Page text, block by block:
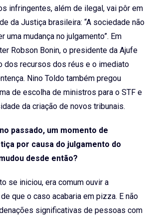
infringentes, além de ilegal, vai pôr em
da Justiça brasileira: “A sociedade não
uma mudança no julgamento”. Em
Robson Bonin, o presidente da Ajufe
dos recursos dos réus e o imediato
Nino Toldo também pregou
de escolha de ministros para o STF e
da criação de novos tribunais.
passado, um momento de
por causa do julgamento do
desde então?
se iniciou, era comum ouvir a
que o caso acabaria em pizza. E não
significativas de pessoas com